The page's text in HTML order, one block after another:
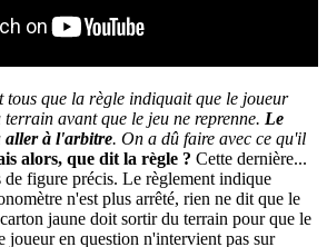
tous que la règle indiquait que le joueur
avant que le jeu ne reprenne. Le
aller à l'arbitre. On a dû faire avec ce qu'il
alors, que dit la règle ? Cette dernière...
de figure précis. Le règlement indique
n'est plus arrêté, rien ne dit que le
jaune doit sortir du terrain pour que le
joueur en question n'intervient pas sur